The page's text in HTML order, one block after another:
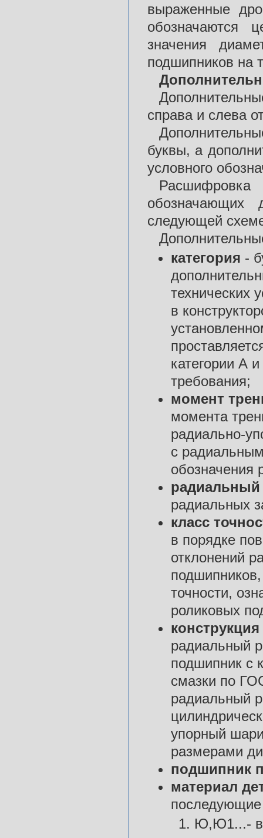
выраженные
обозначаются
значения
подшипников на
справа и слева
буквы, а
условного
обозначающих
следующей
категория -
технических
в
категории А
требования;
момент
момента
радиально-
с
обозначения
радиальный
радиальных
класс
в порядке
отклонений
точности,
роликовых
радиальный
подшипник с
смазки по
радиальный
упорный
размерами
подшипник
материал
Ю,Ю1...-